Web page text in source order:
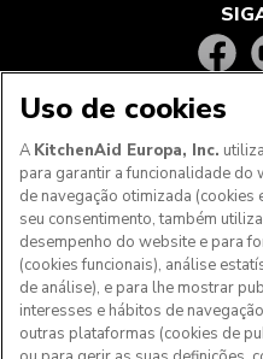
Aos clientes nos Açores,
portugueses: Por favor,
ao Cliente para efetuar
Uso de cookies
A KitchenAid Europa, Inc.
para garantir a funcionalidade do
de navegação otimizada (cookies
seu consentimento, também
desempenho do website e para
(cookies funcionais), análise
de análise), e para lhe mostrar
interesses e hábitos de
outras plataformas (cookies de